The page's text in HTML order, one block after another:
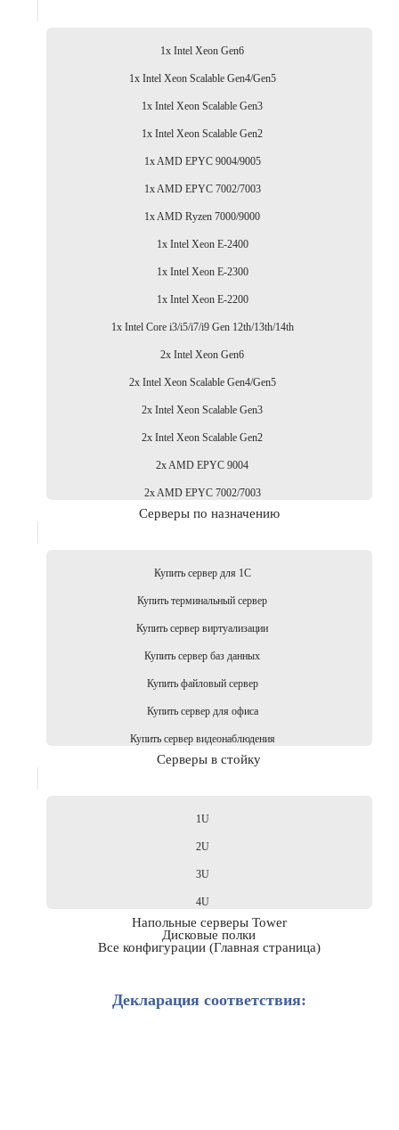
1x Intel Xeon Gen6
1x Intel Xeon Scalable Gen4/Gen5
1x Intel Xeon Scalable Gen3
1x Intel Xeon Scalable Gen2
1x AMD EPYC 9004/9005
1x AMD EPYC 7002/7003
1x AMD Ryzen 7000/9000
1x Intel Xeon E-2400
1x Intel Xeon E-2300
1x Intel Xeon E-2200
1x Intel Core i3/i5/i7/i9 Gen 12th/13th/14th
2x Intel Xeon Gen6
2x Intel Xeon Scalable Gen4/Gen5
2x Intel Xeon Scalable Gen3
2x Intel Xeon Scalable Gen2
2x AMD EPYC 9004
2x AMD EPYC 7002/7003
Серверы по назначению
Купить сервер для 1С
Купить терминальный сервер
Купить сервер виртуализации
Купить сервер баз данных
Купить файловый сервер
Купить сервер для офиса
Купить сервер видеонаблюдения
Серверы в стойку
1U
2U
3U
4U
Напольные серверы Tower
Дисковые полки
Все конфигурации (Главная страница)
Декларация соответствия: